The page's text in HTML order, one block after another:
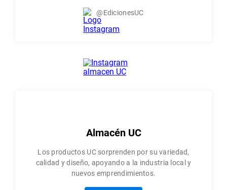
@EdicionesUC
Almacén UC
Los productos UC sorprenden por su variedad,
calidad y diseño, apoyando a la industria local y
nuevos emprendimientos.